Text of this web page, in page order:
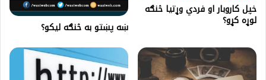
خپل کاروبار او فردي وړتیا څنګه
لوړه کړو؟ ښه پښتو به څنګه لیکو؟